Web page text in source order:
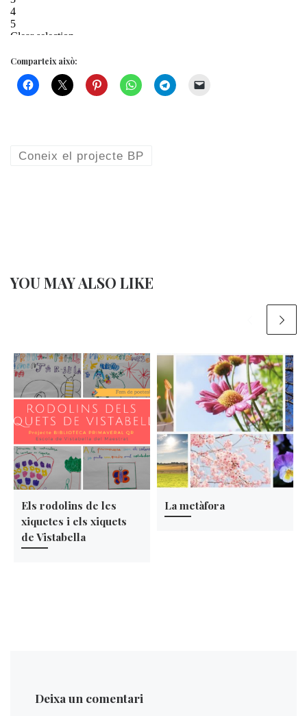
Comparteix això:
Coneix el projecte BP
YOU MAY ALSO LIKE
Els rodolins de les
xiquetes i els xiquets
de Vistabella
La metàfora
Deixa un comentari